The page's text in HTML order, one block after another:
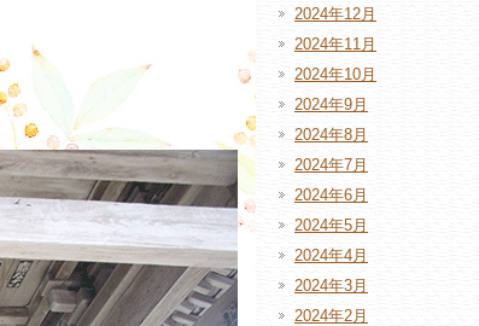
2024年12月
2024年11月
2024年10月
2024年9月
2024年8月
2024年7月
2024年6月
2024年5月
2024年4月
2024年3月
2024年2月